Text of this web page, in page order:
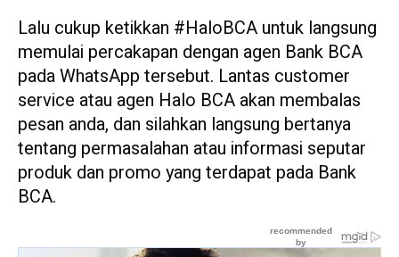
Lalu cukup ketikkan #HaloBCA untuk langsung
memulai percakapan dengan agen Bank BCA
pada WhatsApp tersebut. Lantas customer
service atau agen Halo BCA akan membalas
pesan anda, dan silahkan langsung bertanya
tentang permasalahan atau informasi seputar
produk dan promo yang terdapat pada Bank
BCA.